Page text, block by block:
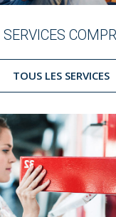
TOUS LES SERVICES